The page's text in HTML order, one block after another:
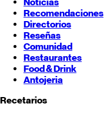
Recomendaciones
Directorios
Reseñas
Comunidad
Restaurantes
Food & Drink
Antojeria
Recetarios